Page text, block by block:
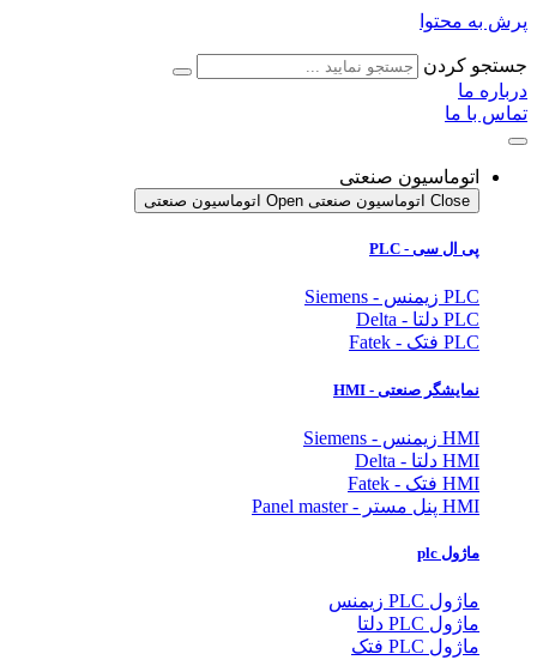
پرش به محتوا
جستجو کردن
درباره ما
تماس با ما
اتوماسیون صنعتی
Close اتوماسیون صنعتی Open اتوماسیون صنعتی
پی ال سی - PLC
PLC زیمنس - Siemens
PLC دلتا - Delta
PLC فتک - Fatek
نمایشگر صنعتی - HMI
HMI زیمنس - Siemens
HMI دلتا - Delta
HMI فتک - Fatek
HMI پنل مستر - Panel master
ماژول plc
ماژول PLC زیمنس
ماژول PLC دلتا
ماژول PLC فتک